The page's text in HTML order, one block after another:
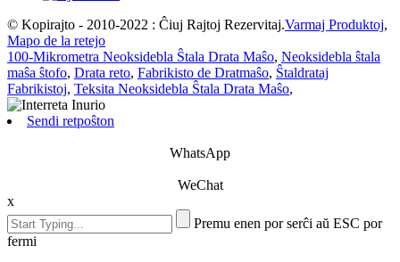
© Kopirajto - 2010-2022 : Ĉiuj Rajtoj Rezervitaj.Varmaj Produktoj,
Mapo de la retejo
100-Mikrometra Neoksidebla Ŝtala Drata Maŝo, Neoksidebla ŝtala
maŝa ŝtofo, Drata reto, Fabrikisto de Dratmaŝo, Ŝtaldrataj
Fabrikistoj, Teksita Neoksidebla Ŝtala Drata Maŝo,
Sendi retpoŝton
WhatsApp
WeChat
x
Premu enen por serĉi aŭ ESC por
fermi